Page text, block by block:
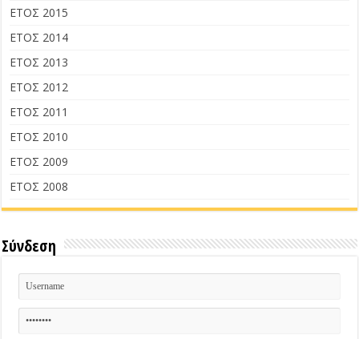
ΕΤΟΣ 2015
ΕΤΟΣ 2014
ΕΤΟΣ 2013
ΕΤΟΣ 2012
ΕΤΟΣ 2011
ΕΤΟΣ 2010
ΕΤΟΣ 2009
ΕΤΟΣ 2008
Σύνδεση